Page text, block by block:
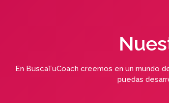
En BuscaTuCoach creemos en un mundo
puedas